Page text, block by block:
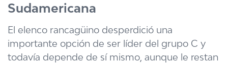
TVN VERTICAL
TVN PLAY
PROGRAMAS
Sudamericana
El elenco rancagüino desperdició una
importante opción de ser líder del grupo C y
todavía depende de sí mismo, aunque le restan